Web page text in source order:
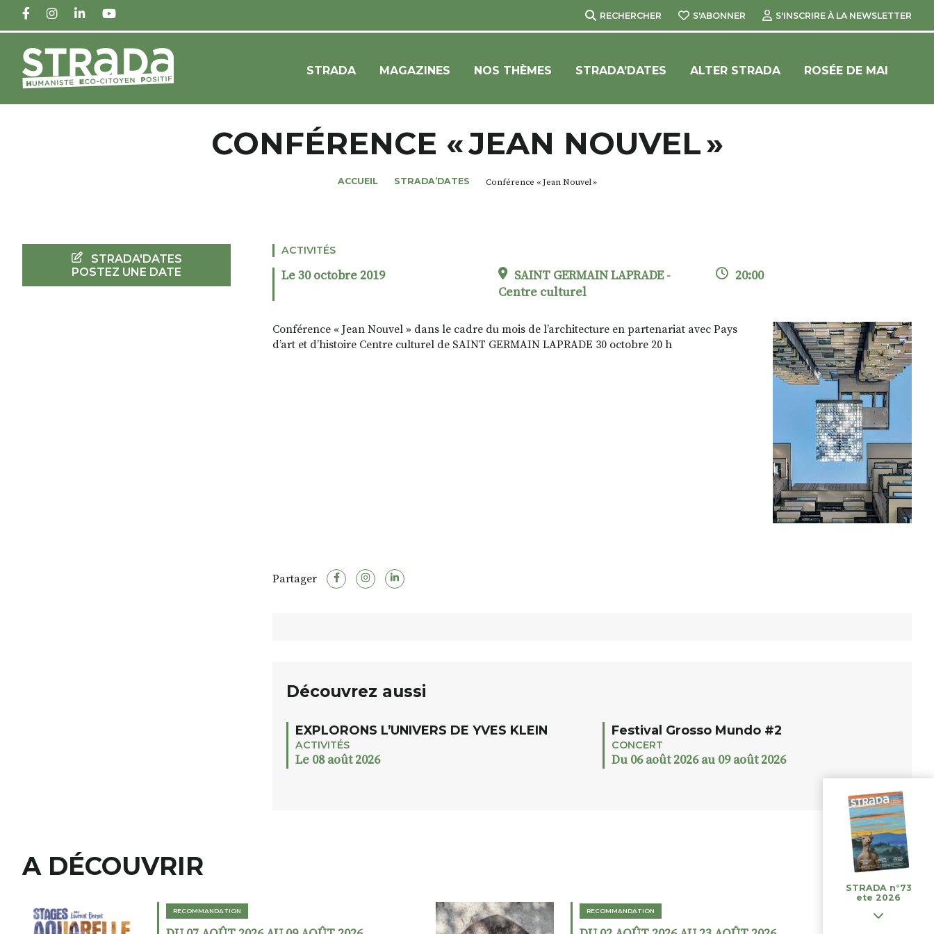
FACEBOOKINSTAGRAM
LINKEDINYOUTUBE RECHERCHER S'ABONNER S'INSCRIRE À LA NEWSLETTER
STRADA MAGAZINES NOS THÈMES STRADA’DATES ALTER STRADA ROSÉE DE MAI
CONFÉRENCE « JEAN NOUVEL »
ACCUEIL STRADA’DATES Conférence « Jean Nouvel »
ACTIVITÉS
Le 30 octobre 2019
SAINT GERMAIN LAPRADE -
Centre culturel
20:00
Conférence « Jean Nouvel » dans le cadre du mois de l’architecture en partenariat avec Pays
d’art et d’histoire Centre culturel de SAINT GERMAIN LAPRADE 30 octobre 20 h
Partager
Découvrez aussi
EXPLORONS L’UNIVERS DE YVES KLEIN
ACTIVITÉS
Le 08 août 2026
Festival Grosso Mundo #2
CONCERT
Du 06 août 2026 au 09 août 2026
STRADA'DATES
POSTEZ UNE DATE
A DÉCOUVRIR
RECOMMANDATION RECOMMANDATION
STRADA n°73
ete 2026